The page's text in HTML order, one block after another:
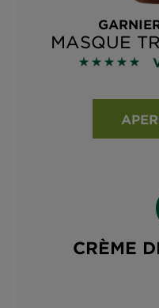
MASQUE
4.8696 sur 5
CRÈME